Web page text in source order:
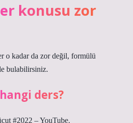
konusu zor
o kadar da zor değil, formülü
bulabilirsiniz.
ders?
#2022 – YouTube.